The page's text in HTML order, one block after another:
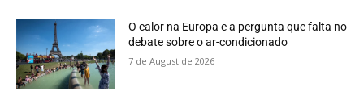
O calor na Europa e a pergunta que falta no
debate sobre o ar-condicionado
7 de August de 2026